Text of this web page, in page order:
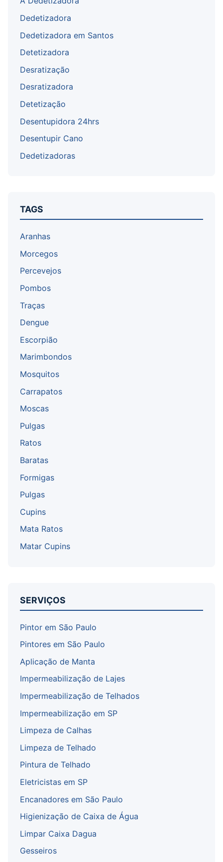
Dedetizadora
Dedetizadora em Santos
Detetizadora
Desratização
Desratizadora
Detetização
Desentupidora 24hrs
Desentupir Cano
Dedetizadoras
TAGS
Aranhas
Morcegos
Percevejos
Pombos
Traças
Dengue
Escorpião
Marimbondos
Mosquitos
Carrapatos
Moscas
Pulgas
Ratos
Baratas
Formigas
Pulgas
Cupins
Mata Ratos
Matar Cupins
SERVIÇOS
Pintor em São Paulo
Pintores em São Paulo
Aplicação de Manta
Impermeabilização de Lajes
Impermeabilização de Telhados
Impermeabilização em SP
Limpeza de Calhas
Limpeza de Telhado
Pintura de Telhado
Eletricistas em SP
Encanadores em São Paulo
Higienização de Caixa de Água
Limpar Caixa Dagua
Gesseiros